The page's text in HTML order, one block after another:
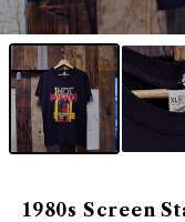
1980s Screen